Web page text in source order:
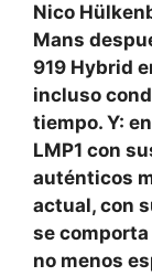
Nico
Mans
919 Hybrid
incluso
tiempo. Y:
LMP1 con
auténticos
actual, con
se
no menos